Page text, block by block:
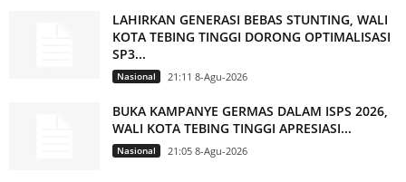
LAHIRKAN GENERASI BEBAS STUNTING, WALI
KOTA TEBING TINGGI DORONG OPTIMALISASI
SP3...
Nasional 21:11 8-Agu-2026
BUKA KAMPANYE GERMAS DALAM ISPS 2026,
WALI KOTA TEBING TINGGI APRESIASI...
Nasional 21:05 8-Agu-2026